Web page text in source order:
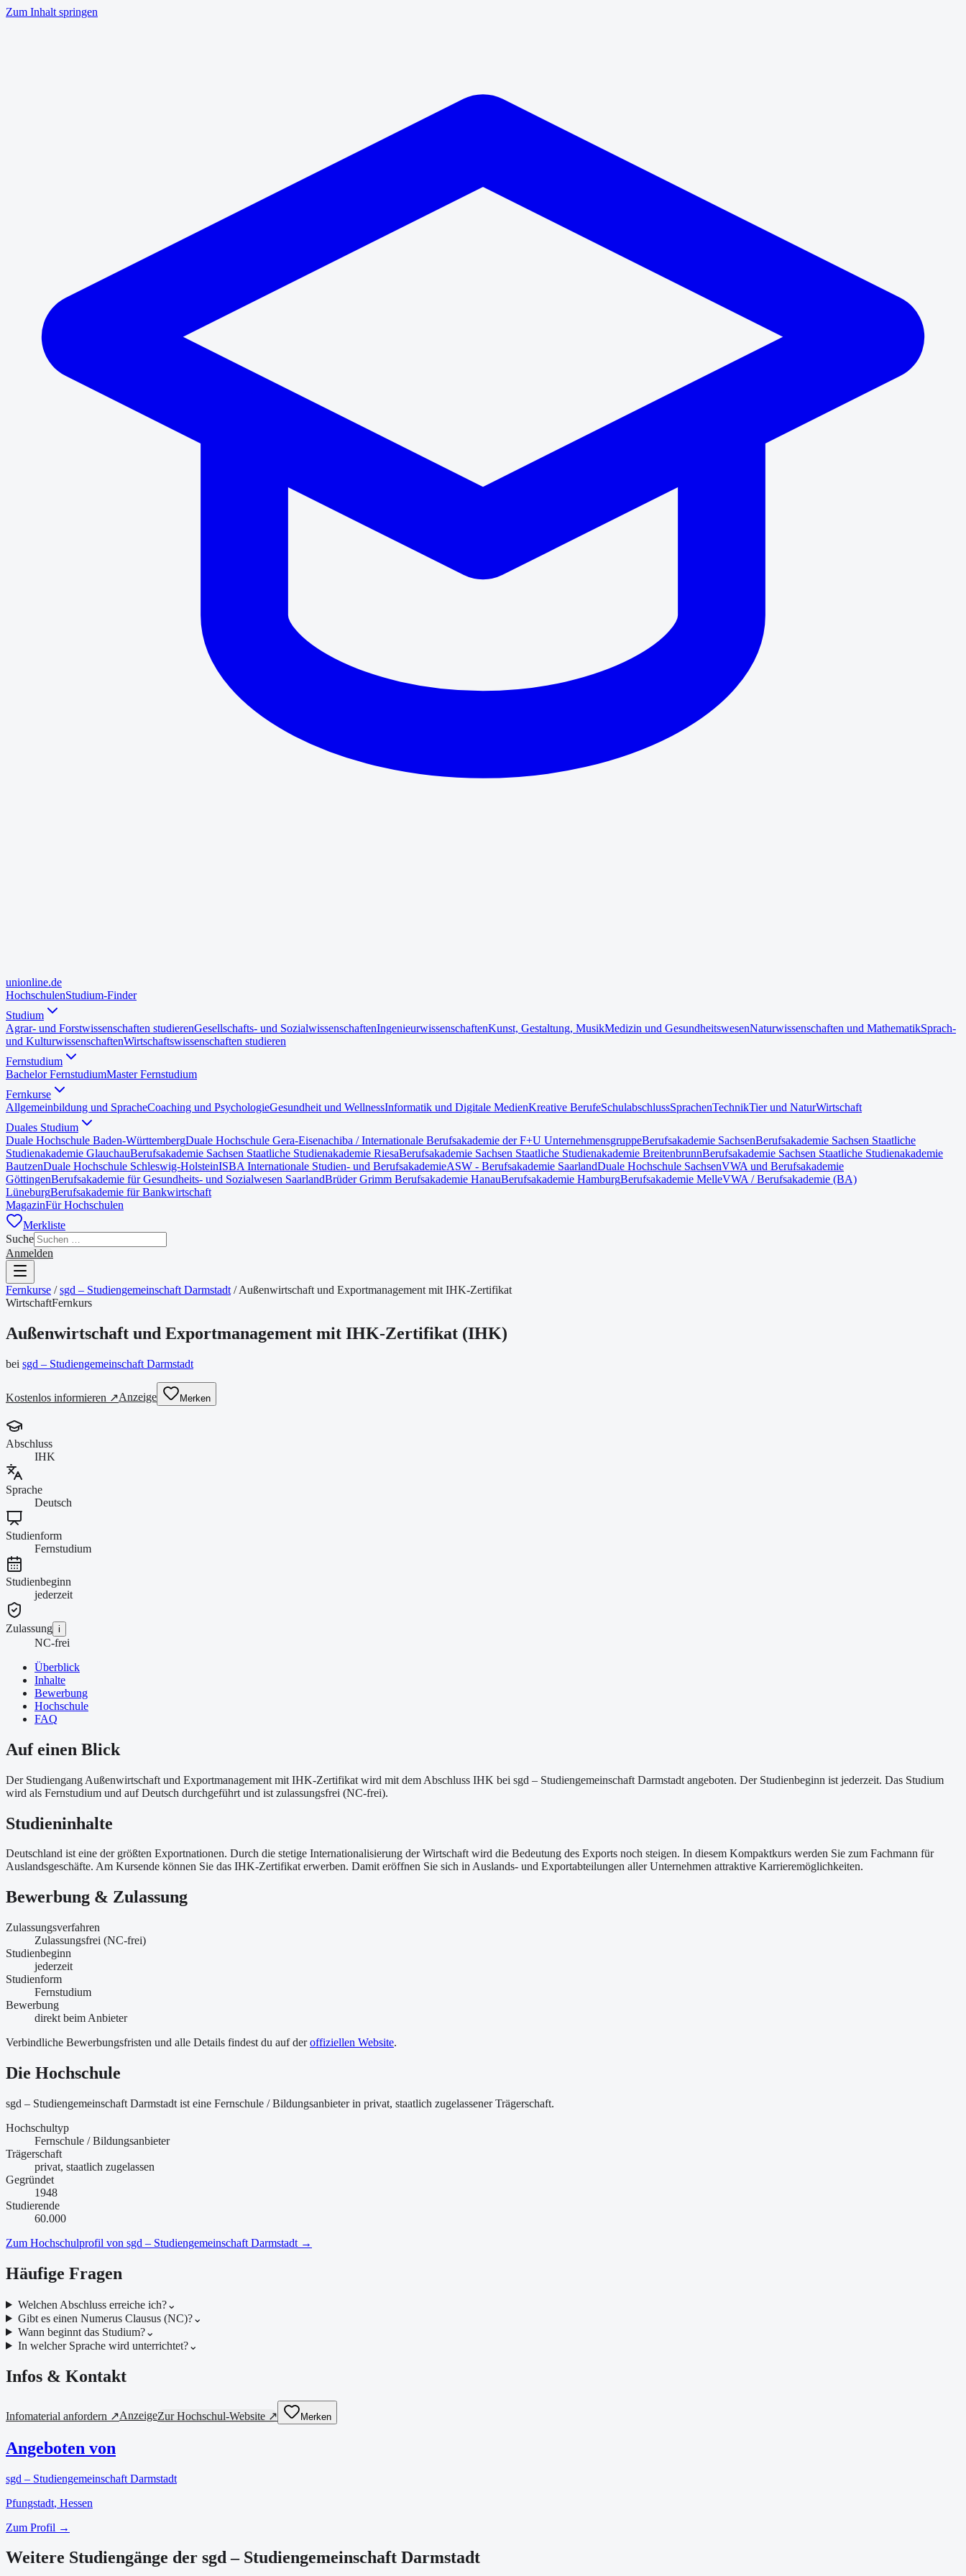
Zum Inhalt springen
unionline.de
HochschulenStudium-Finder
Studium
Agrar- und Forstwissenschaften studierenGesellschafts- und SozialwissenschaftenIngenieurwissenschaftenKunst, Gestaltung, MusikMedizin und GesundheitswesenNaturwissenschaften und MathematikSprach-
und KulturwissenschaftenWirtschaftswissenschaften studieren
Fernstudium
Bachelor FernstudiumMaster Fernstudium
Fernkurse
Allgemeinbildung und SpracheCoaching und PsychologieGesundheit und WellnessInformatik und Digitale MedienKreative BerufeSchulabschlussSprachenTechnikTier und NaturWirtschaft
Duales Studium
Duale Hochschule Baden-WürttembergDuale Hochschule Gera-Eisenachiba / Internationale Berufsakademie der F+U UnternehmensgruppeBerufsakademie SachsenBerufsakademie Sachsen Staatliche
Studienakademie GlauchauBerufsakademie Sachsen Staatliche Studienakademie RiesaBerufsakademie Sachsen Staatliche Studienakademie BreitenbrunnBerufsakademie Sachsen Staatliche Studienakademie
BautzenDuale Hochschule Schleswig-HolsteinISBA Internationale Studien- und BerufsakademieASW - Berufsakademie SaarlandDuale Hochschule SachsenVWA und Berufsakademie
GöttingenBerufsakademie für Gesundheits- und Sozialwesen SaarlandBrüder Grimm Berufsakademie HanauBerufsakademie HamburgBerufsakademie MelleVWA / Berufsakademie (BA)
LüneburgBerufsakademie für Bankwirtschaft
MagazinFür Hochschulen
Merkliste
Suche
Anmelden
Fernkurse / sgd – Studiengemeinschaft Darmstadt /Außenwirtschaft und Exportmanagement mit IHK-Zertifikat
WirtschaftFernkurs
Außenwirtschaft und Exportmanagement mit IHK-Zertifikat (IHK)
bei sgd – Studiengemeinschaft Darmstadt
Kostenlos informieren ↗Anzeige Merken
Abschluss
IHK
Sprache
Deutsch
Studienform
Fernstudium
Studienbeginn
jederzeit
Zulassung i
NC-frei
Überblick
Inhalte
Bewerbung
Hochschule
FAQ
Auf einen Blick
Der Studiengang Außenwirtschaft und Exportmanagement mit IHK-Zertifikat wird mit dem Abschluss IHK bei sgd – Studiengemeinschaft Darmstadt angeboten. Der Studienbeginn ist jederzeit. Das Studium
wird als Fernstudium und auf Deutsch durchgeführt und ist zulassungsfrei (NC-frei).
Studieninhalte
Deutschland ist eine der größten Exportnationen. Durch die stetige Internationalisierung der Wirtschaft wird die Bedeutung des Exports noch steigen. In diesem Kompaktkurs werden Sie zum Fachmann für
Auslandsgeschäfte. Am Kursende können Sie das IHK-Zertifikat erwerben. Damit eröffnen Sie sich in Auslands- und Exportabteilungen aller Unternehmen attraktive Karrieremöglichkeiten.
Bewerbung & Zulassung
Zulassungsverfahren
Zulassungsfrei (NC-frei)
Studienbeginn
jederzeit
Studienform
Fernstudium
Bewerbung
direkt beim Anbieter
Verbindliche Bewerbungsfristen und alle Details findest du auf der offiziellen Website.
Die Hochschule
sgd – Studiengemeinschaft Darmstadt ist eine Fernschule / Bildungsanbieterin privat, staatlich zugelassener Trägerschaft.
Hochschultyp
Fernschule / Bildungsanbieter
Trägerschaft
privat, staatlich zugelassen
Gegründet
1948
Studierende
60.000
Zum Hochschulprofil von sgd – Studiengemeinschaft Darmstadt →
Häufige Fragen
Welchen Abschluss erreiche ich?⌄
Gibt es einen Numerus Clausus (NC)?⌄
Wann beginnt das Studium?⌄
In welcher Sprache wird unterrichtet?⌄
Infos & Kontakt
Infomaterial anfordern ↗AnzeigeZur Hochschul-Website ↗ Merken
Angeboten von
sgd – Studiengemeinschaft Darmstadt
Pfungstadt, Hessen
Zum Profil →
Weitere Studiengänge der sgd – Studiengemeinschaft Darmstadt